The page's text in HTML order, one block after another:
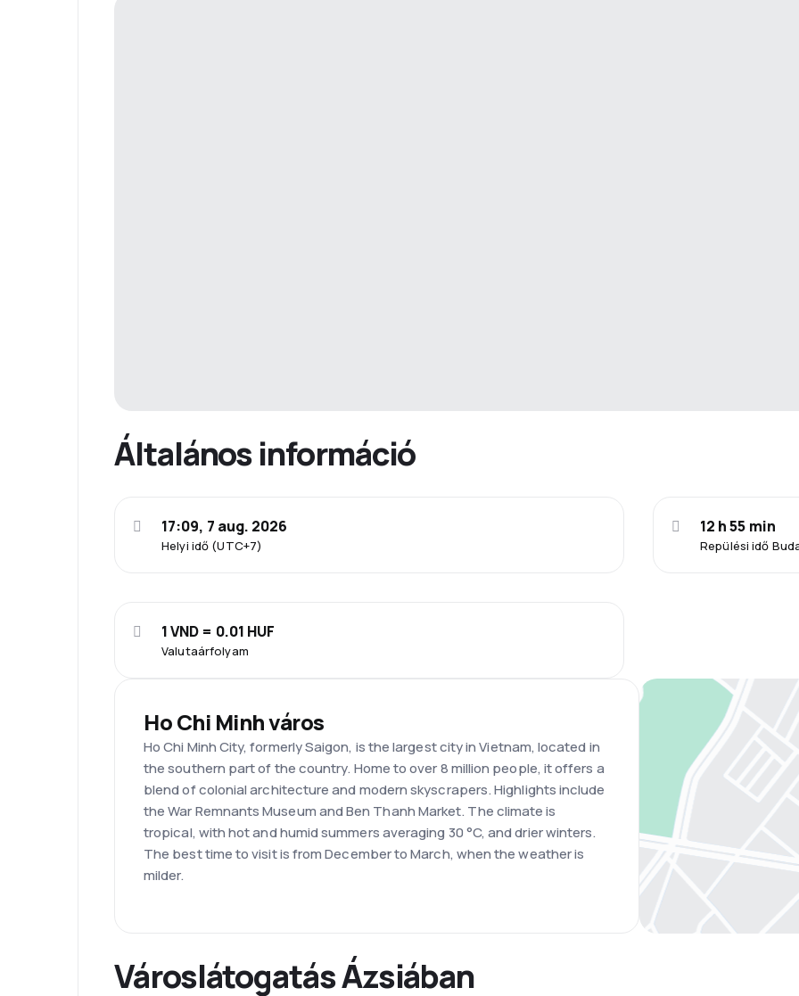
Általános információ
Helyi idő (UTC+7)
17:09, 7 aug. 2026
Repülési idő
12 h 55 min
Valutaárfolyam
1 VND = 0.01 HUF
Ho Chi Minh város
Ho Chi Minh City, formerly Saigon, is the largest city in Vietnam, located in
the southern part of the country. Home to over 8 million people, it offers a
blend of colonial architecture and modern skyscrapers. Highlights include
the War Remnants Museum and Ben Thanh Market. The climate is
tropical, with hot and humid summers averaging 30 °C, and drier winters.
The best time to visit is from December to March, when the weather is
milder.
Városlátogatás Ázsiában